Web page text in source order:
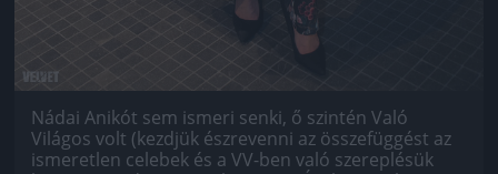
Nádai Anikót sem ismeri senki, ő szintén Való
Világos volt (kezdjük észrevenni az összefüggést az
ismeretlen celebek és a VV-ben való szereplésük